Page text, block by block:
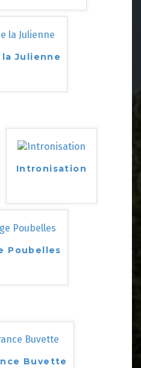
Julienne
Intronisation
Poubelles
Buvette